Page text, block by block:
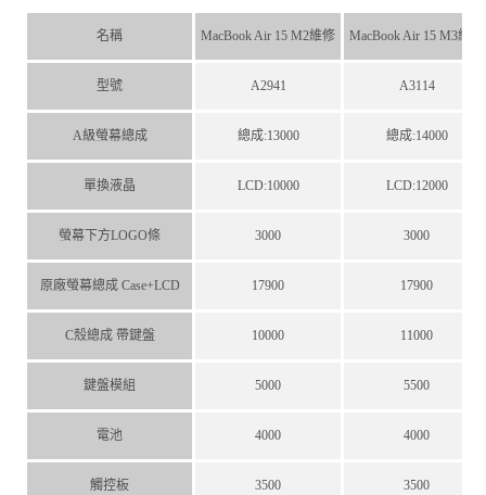
名稱 MacBook Air 15 M2維修 MacBook Air 15 M3維修
型號 A2941 A3114
A級螢幕總成 總成:13000 總成:14000
單換液晶 LCD:10000 LCD:12000
螢幕下方LOGO條 3000 3000
原廠螢幕總成 Case+LCD 17900 17900
C殼總成 帶鍵盤 10000 11000
鍵盤模組 5000 5500
電池 4000 4000
觸控板 3500 3500